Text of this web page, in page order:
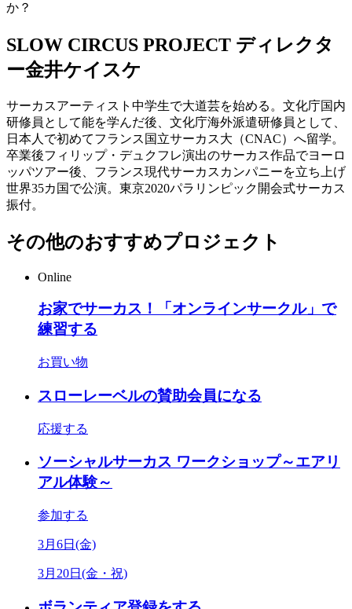
か？
SLOW CIRCUS PROJECT ディレクタ
ー金井ケイスケ
サーカスアーティスト中学生で大道芸を始める。文化庁国内
研修員として能を学んだ後、文化庁海外派遣研修員として、
日本人で初めてフランス国立サーカス大（CNAC）へ留学。
卒業後フィリップ・デュクフレ演出のサーカス作品でヨーロ
ッパツアー後、フランス現代サーカスカンパニーを立ち上げ
世界35カ国で公演。東京2020パラリンピック開会式サーカス
振付。
その他のおすすめプロジェクト
Online
お家でサーカス！「オンラインサークル」で
練習する
お買い物
スローレーベルの賛助会員になる
応援する
ソーシャルサーカス ワークショップ～エアリ
アル体験～
参加する
3月6日(金)
3月20日(金・祝)